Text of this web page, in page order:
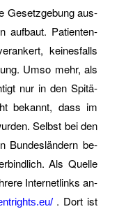
Ge­setz­ge­bung aus­
auf­baut. Pa­ti­en­ten­
kei­nes­falls
Umso mehr, als
nur in den Spi­tä­
be­kannt, dass im
Selbst bei den
Bun­des­län­dern be­
Als Quel­le
In­ter­net­links an­
. Dort ist